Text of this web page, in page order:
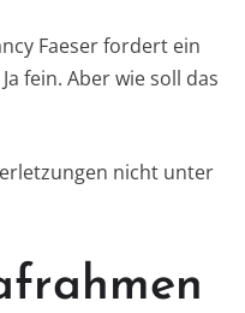
Faeser fordert ein
fein. Aber wie soll das
nicht unter